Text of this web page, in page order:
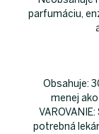
parfumáciu,
Obsahuje:
menej
potrebná